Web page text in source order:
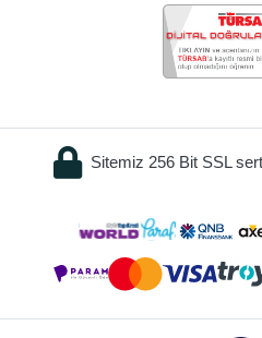
Sitemiz 256 Bit SSL